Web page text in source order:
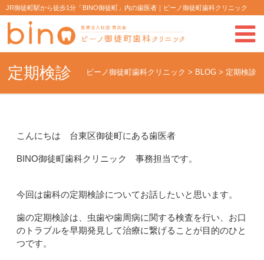
JR御徒町駅から徒歩1分「BINO御徒町」内の歯医者｜ビーノ御徒町歯科クリニック
定期検診 ビーノ御徒町歯科クリニック > BLOG> 定期検診
こんにちは 台東区御徒町にある歯医者
BINO御徒町歯科クリニック 事務担当です。
今回は歯科の定期検診についてお話したいと思います。
歯の定期検診は、虫歯や歯周病に関する検査を行い、お口
のトラブルを早期発見して治療に繋げることが目的のひと
つです。